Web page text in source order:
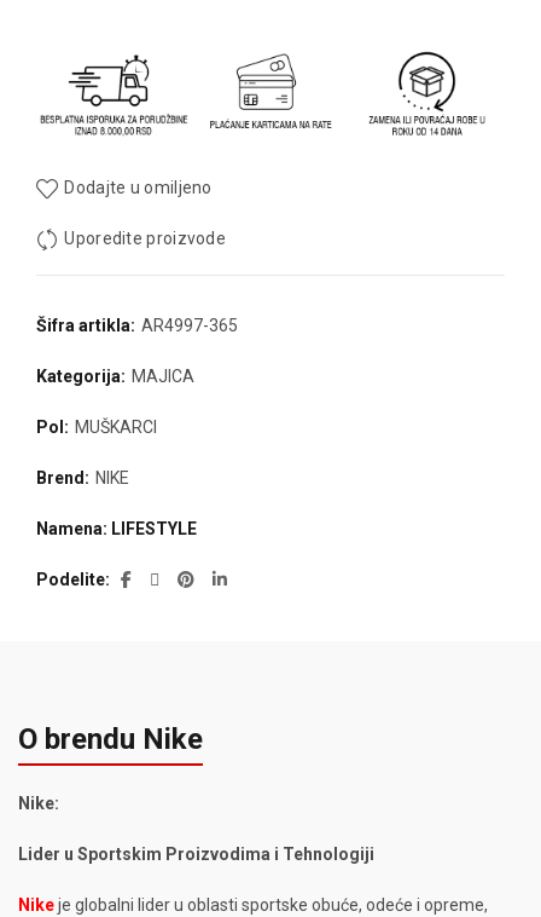
Dodajte u omiljeno
Uporedite proizvode
Šifra artikla: AR4997-365
Kategorija: MAJICA
Pol: MUŠKARCI
Brend: NIKE
Namena: LIFESTYLE
Podelite
O brendu Nike
Nike:
Lider u Sportskim Proizvodima i Tehnologiji
Nikeje globalni lider u oblasti sportske obuće, odeće i opreme,